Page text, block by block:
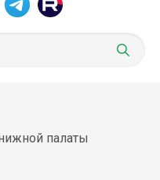
палаты